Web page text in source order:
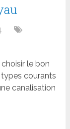
le bon
courants
canalisation